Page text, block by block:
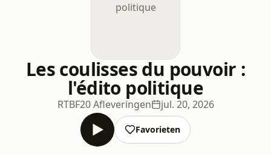
Les coulisses du pouvoir :
l'édito politique
RTBF20 Afleveringen jul. 20, 2026
Favorieten